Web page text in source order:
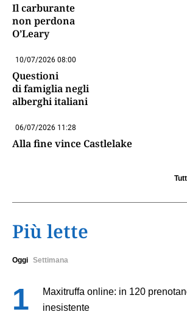
Il carburante
non perdona
O’Leary
10/07/2026 08:00
Questioni
di famiglia negli
alberghi italiani
06/07/2026 11:28
Alla fine vince Castlelake
Più lette
Oggi Settimana
Maxitruffa online: in 120
inesistente